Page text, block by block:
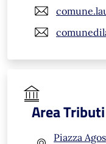
Area Tributi
Piazza